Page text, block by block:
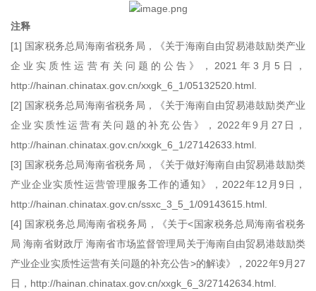
注释
[1] 国家税务总局海南省税务局，《关于海南自由贸易港鼓励类产业
企业实质性运营有关问题的公告》，2021年3月5日，
http://hainan.chinatax.gov.cn/xxgk_6_1/05132520.html.
[2] 国家税务总局海南省税务局，《关于海南自由贸易港鼓励类产业
企业实质性运营有关问题的补充公告》，2022年9月27日，
http://hainan.chinatax.gov.cn/xxgk_6_1/27142633.html.
[3] 国家税务总局海南省税务局，《关于做好海南自由贸易港鼓励类
产业企业实质性运营管理服务工作的通知》，2022年12月9日，
http://hainan.chinatax.gov.cn/ssxc_3_5_1/09143615.html.
[4] 国家税务总局海南省税务局，《关于<国家税务总局海南省税务
局 海南省财政厅 海南省市场监督管理局关于海南自由贸易港鼓励类
产业企业实质性运营有关问题的补充公告>的解读》，2022年9月27
日，http://hainan.chinatax.gov.cn/xxgk_6_3/27142634.html.